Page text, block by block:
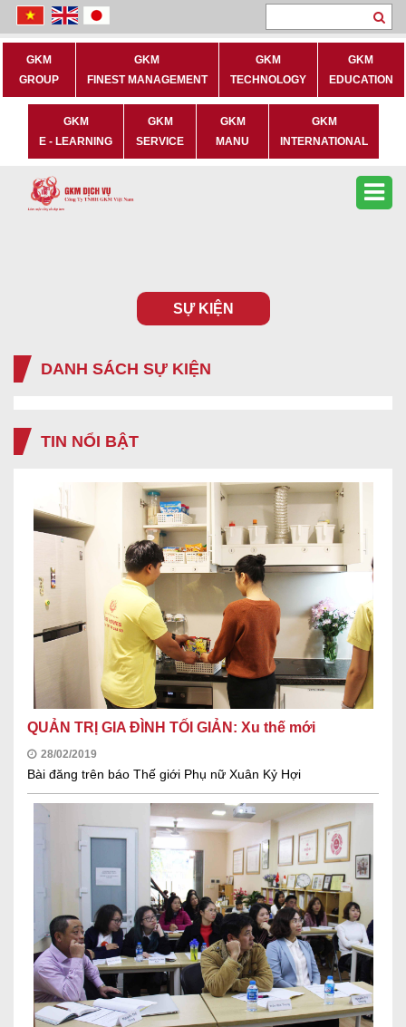
GKM
GROUP
GKM
FINEST MANAGEMENT
GKM
TECHNOLOGY
GKM
EDUCATION
GKM
E - LEARNING
GKM
SERVICE
GKM
MANU
GKM
INTERNATIONAL
SỰ KIỆN
DANH SÁCH SỰ KIỆN
TIN NỔI BẬT
QUẢN TRỊ GIA ĐÌNH TỐI GIẢN: Xu thế mới
28/02/2019
Bài đăng trên báo Thế giới Phụ nữ Xuân Kỷ Hợi